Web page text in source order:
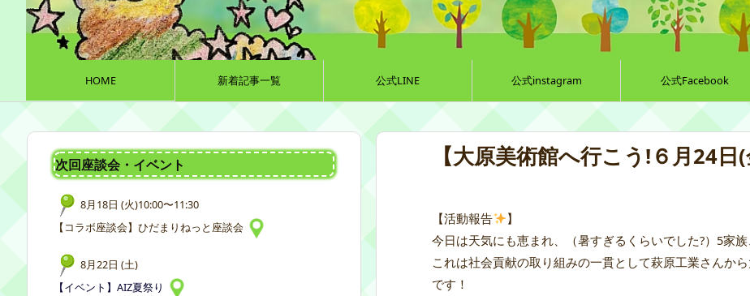
HOME 新着記事一覧 公式LINE 公式instagram 公式Facebook
【大原美術館へ行こう!６月24
【活動報告
】
今日は天気にも恵まれ、（暑すぎるくらいでした?）5家
これは社会貢献の取り組みの一貫として萩原工業さんか
です！
次回座談会・イベント
8月18日 (火)10:00〜11:30
【コラボ座談会】ひだまりねっと座談会
8月22日 (土)
【イベント】AIZ夏祭り